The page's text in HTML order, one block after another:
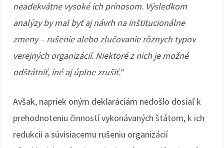
neadekvátne vysoké ich prínosom. Výsledkom
analýzy by mal byť aj návrh na inštitucionálne
zmeny – rušenie alebo zlučovanie rôznych typov
verejných organizácií. Niektoré z nich je možné
odštátniť, iné aj úplne zrušiť.“
Avšak, napriek oným deklaráciám nedošlo dosiaľ k
prehodnoteniu činností vykonávaných štátom, k ich
redukcii a súvisiacemu rušeniu organizácií